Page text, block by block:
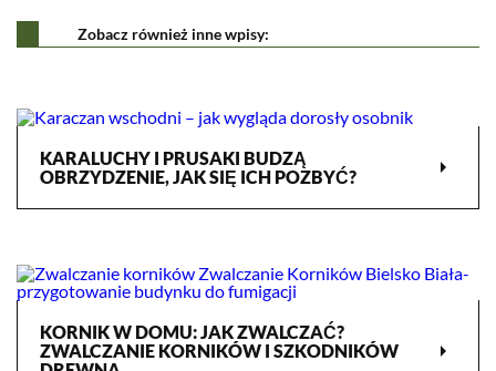
Zobacz również inne wpisy:
KARALUCHY I PRUSAKI BUDZĄ
OBRZYDZENIE, JAK SIĘ ICH POZBYĆ?
arrow_right
KORNIK W DOMU: JAK ZWALCZAĆ?
ZWALCZANIE KORNIKÓW I SZKODNIKÓW
arrow_right